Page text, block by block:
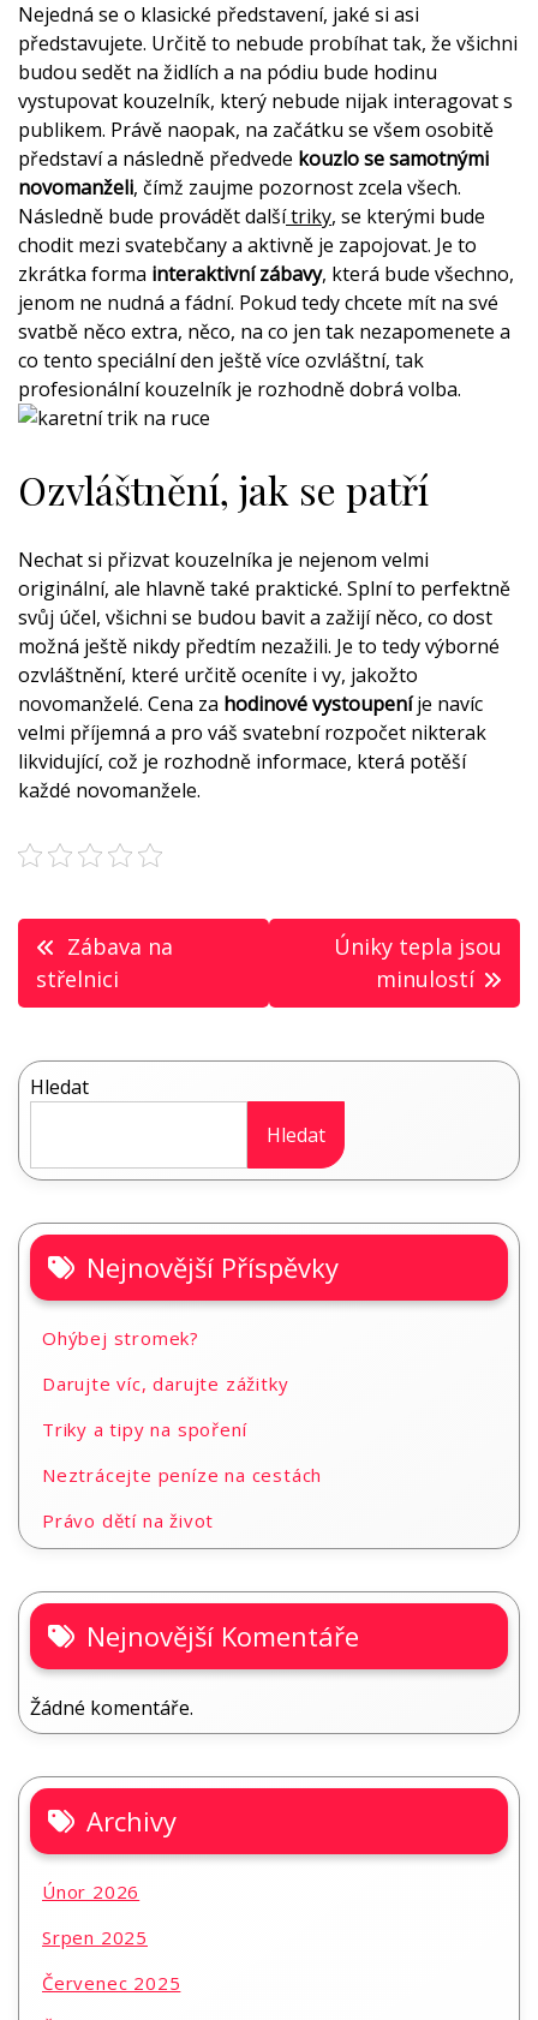
Nejedná se o klasické představení, jaké si asi
představujete. Určitě to nebude probíhat tak, že všichni
budou sedět na židlích a na pódiu bude hodinu
vystupovat kouzelník, který nebude nijak interagovat s
publikem. Právě naopak, na začátku se všem osobitě
představí a následně předvede kouzlo se samotnými
novomanželi, čímž zaujme pozornost zcela všech.
Následně bude provádět dalšítriky, se kterými bude
chodit mezi svatebčany a aktivně je zapojovat. Je to
zkrátka forma interaktivní zábavy, která bude všechno,
jenom ne nudná a fádní. Pokud tedy chcete mít na své
svatbě něco extra, něco, na co jen tak nezapomenete a
co tento speciální den ještě více ozvláštní, tak
profesionální kouzelník je rozhodně dobrá volba.
Ozvláštnění, jak se patří
Nechat si přizvat kouzelníka je nejenom velmi
originální, ale hlavně také praktické. Splní to perfektně
svůj účel, všichni se budou bavit a zažijí něco, co dost
možná ještě nikdy předtím nezažili. Je to tedy výborné
ozvláštnění, které určitě oceníte i vy, jakožto
novomanželé. Cena za hodinové vystoupeníje navíc
velmi příjemná a pro váš svatební rozpočet nikterak
likvidující, což je rozhodně informace, která potěší
každé novomanžele.
Navigace
pro
Zábava na
střelnici
Úniky tepla jsou
minulostí
Hledat
Hledat
Nejnovější Příspěvky
Ohýbej stromek?
Darujte víc, darujte zážitky
Triky a tipy na spoření
Neztrácejte peníze na cestách
Právo dětí na život
Nejnovější Komentáře
Žádné komentáře.
Archivy
Únor 2026
Srpen 2025
Červenec 2025